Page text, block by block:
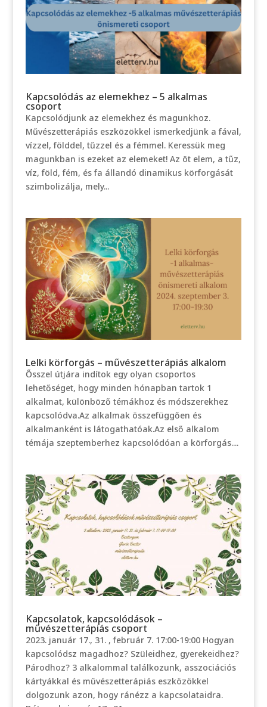
Kapcsolódás az elemekhez – 5 alkalmas
csoport
Kapcsolódjunk az elemekhez és magunkhoz.
Művészetterápiás eszközökkel ismerkedjünk a fával,
vízzel, földdel, tűzzel és a fémmel. Keressük meg
magunkban is ezeket az elemeket! Az öt elem, a tűz,
víz, föld, fém, és fa állandó dinamikus körforgását
szimbolizálja, mely...
Lelki körforgás – művészetterápiás alkalom
Ősszel útjára indítok egy olyan csoportos
lehetőséget, hogy minden hónapban tartok 1
alkalmat, különböző témákhoz és módszerekhez
kapcsolódva.Az alkalmak összefüggően és
alkalmanként is látogathatóak.Az első alkalom
témája szeptemberhez kapcsolódóan a körforgás....
Kapcsolatok, kapcsolódások –
művészetterápiás csoport
2023. január 17., 31. , február 7. 17:00-19:00 Hogyan
kapcsolódsz magadhoz? Szüleidhez, gyerekeidhez?
Párodhoz? 3 alkalommal találkozunk, asszociációs
kártyákkal és művészetterápiás eszközökkel
dolgozunk azon, hogy ránézz a kapcsolataidra.